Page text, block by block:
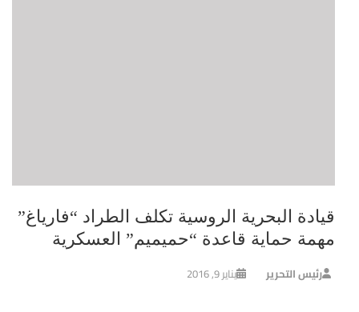
قيادة البحرية الروسية تكلف الطراد “فارياغ”
مهمة حماية قاعدة “حميميم” العسكرية
رئيس التحرير يناير 9, 2016